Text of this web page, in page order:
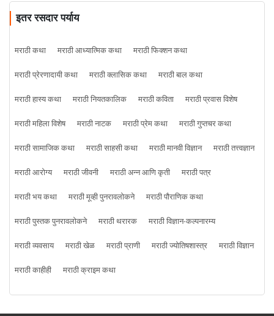
इतर रसदार पर्याय
मराठी कथा मराठी आध्यात्मिक कथा
मराठी फिक्शन कथा
मराठी प्रेरणादायी कथा
मराठी क्लासिक कथा
मराठी बाल कथा
मराठी हास्य कथा
मराठी नियतकालिक मराठी कविता
मराठी प्रवास विशेष
मराठी महिला विशेष
मराठी नाटक मराठी प्रेम कथा
मराठी गुप्तचर कथा
मराठी सामाजिक कथा
मराठी साहसी कथा मराठी मानवी विज्ञान
मराठी तत्त्वज्ञान
मराठी आरोग्य
मराठी जीवनी मराठी अन्न आणि कृती
मराठी पत्र
मराठी भय कथा
मराठी मूव्ही पुनरावलोकने
मराठी पौराणिक कथा
मराठी पुस्तक पुनरावलोकने
मराठी थरारक
मराठी विज्ञान-कल्पनारम्य
मराठी व्यवसाय
मराठी खेळ मराठी प्राणी मराठी ज्योतिषशास्त्र
मराठी विज्ञान
मराठी काहीही
मराठी क्राइम कथा